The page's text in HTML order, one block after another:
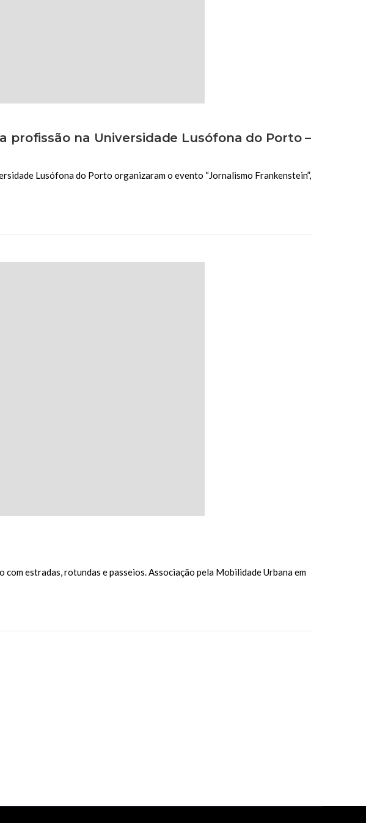
profissão na Universidade Lusófona do Porto –
Lusófona do Porto organizaram o evento “Jornalismo Frankenstein”,
estradas, rotundas e passeios. Associação pela Mobilidade Urbana em